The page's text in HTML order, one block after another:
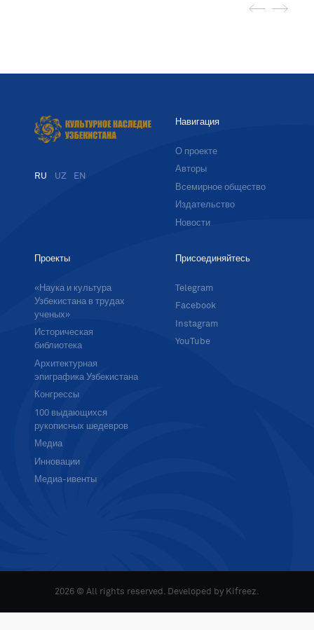
RU UZ EN
Навигация
О проекте
Авторы
Всемирное общество
Издательство
Новости
Проекты
«Наука и культура
Узбекистана в трудах
ученых»
Историческая
библиотека
Архитектурная
эпиграфика Узбекистана
Конгрессы
100 выдающихся
рукописных шедевров
Медиа
Инновации
Медиа-ивенты
Присоединяйтесь
Telegram
Facebook
Instagram
YouTube
2026 © All rights reserved. Developed by Kifreez.